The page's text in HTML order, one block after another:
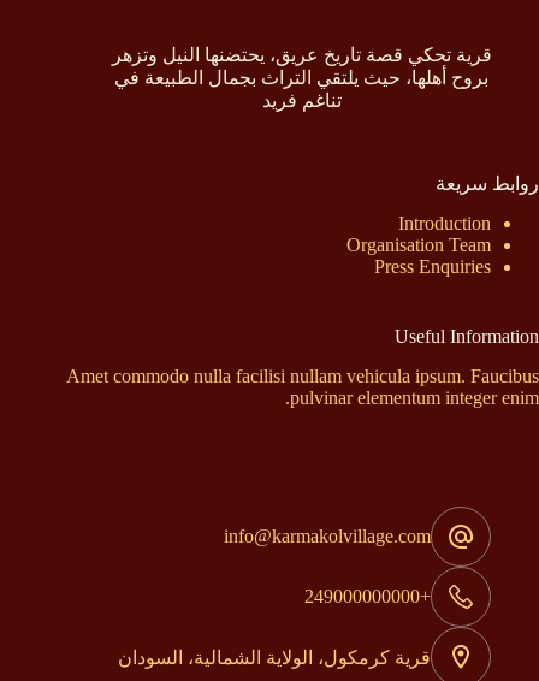
قرية تحكي قصة تاريخ عريق، يحتضنها النيل وتزهر
بروح أهلها، حيث يلتقي التراث بجمال الطبيعة في
تناغم فريد
روابط سريعة
Introduction
Organisation Team
Press Enquiries
Useful Information
Amet commodo nulla facilisi nullam vehicula ipsum. Faucibus
pulvinar elementum integer enim.
info@karmakolvillage.com
+249000000000
قرية كرمكول، الولاية الشمالية، السودان